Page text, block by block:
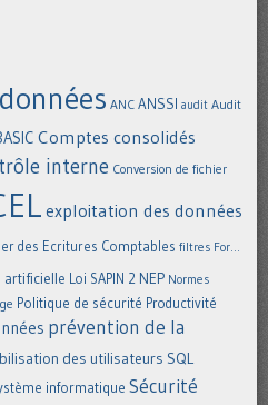
ANC ANSSI audit Audit
Comptes consolidés
interne Conversion de fichier
exploitation des données
des Ecritures Comptables filtres For...
artificielle Loi SAPIN 2 NEP Normes
Politique de sécurité Productivité
prévention de la
des utilisateurs SQL
informatique Sécurité